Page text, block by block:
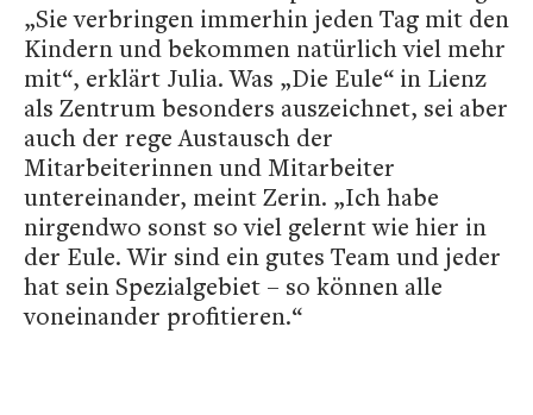
„Sie verbringen immerhin jeden Tag mit den
Kindern und bekommen natürlich viel mehr
mit“, erklärt Julia. Was „Die Eule“ in Lienz
als Zentrum besonders auszeichnet, sei aber
auch der rege Austausch der
Mitarbeiterinnen und Mitarbeiter
untereinander, meint Zerin. „Ich habe
nirgendwo sonst so viel gelernt wie hier in
der Eule. Wir sind ein gutes Team und jeder
hat sein Spezialgebiet – so können alle
voneinander profitieren.“